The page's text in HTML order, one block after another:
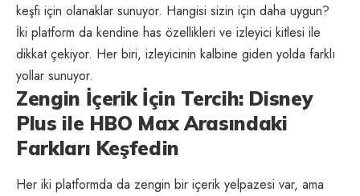
keşfi için olanaklar sunuyor. Hangisi sizin için daha uygun?
İki platform da kendine has özellikleri ve izleyici kitlesi ile
dikkat çekiyor. Her biri, izleyicinin kalbine giden yolda farklı
yollar sunuyor.
Zengin İçerik İçin Tercih: Disney
Plus ile HBO Max Arasındaki
Farkları Keşfedin
Her iki platformda da zengin bir içerik yelpazesi var, ama